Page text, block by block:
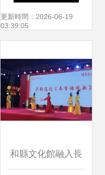
節的實踐轉向與交
更新時間：2026-06-19
03:39:05
和縣文化館融入長